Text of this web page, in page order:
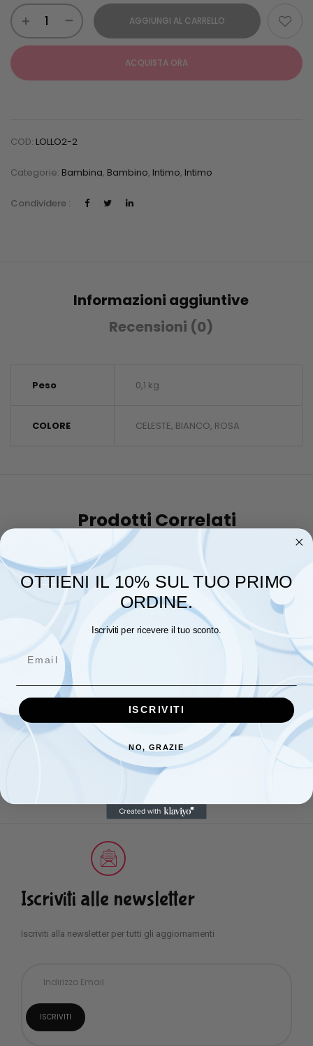
AGGIUNGI AL CARRELLO
ACQUISTA ORA
COD: LOLLO2-2
Categorie: Bambina, Bambino, Intimo, Intimo
Condividere :
Informazioni aggiuntive
Recensioni (0)
Peso 0,1 kg
COLORE CELESTE, BIANCO, ROSA
Prodotti Correlati
Cuscino antisoffoco da
lettino imbottito Nancy
Completo antisoffoco da
carrozzino Nancy
Iscriviti alle newsletter
Iscriviti alla newsletter per tutti gli aggiornamenti
OTTIENI IL 10% SUL TUO PRIMO
ORDINE.
Iscriviti per ricevere il tuo sconto.
ISCRIVITI
NO, GRAZIE